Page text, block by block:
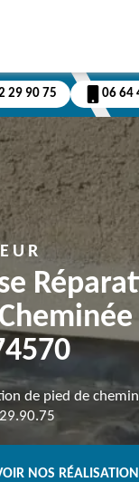
29 90 75 06 64
de pied de
NOS